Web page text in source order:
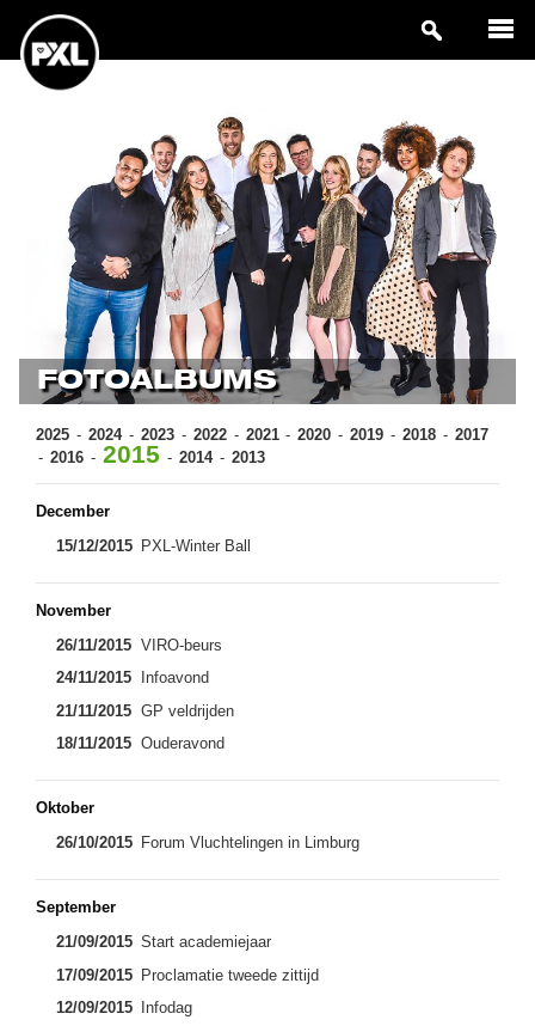
FOTOALBUMS
2025 2024 2023 2022 2021 2020 2019 2018
2017
2016
2015 2014 2013
December
15/12/2015 PXL-Winter Ball
November
26/11/2015 VIRO-beurs
24/11/2015
Infoavond
21/11/2015 GP veldrijden
18/11/2015 Ouderavond
Oktober
26/10/2015 Forum Vluchtelingen in Limburg
September
21/09/2015 Start academiejaar
17/09/2015 Proclamatie tweede zittijd
12/09/2015
Infodag